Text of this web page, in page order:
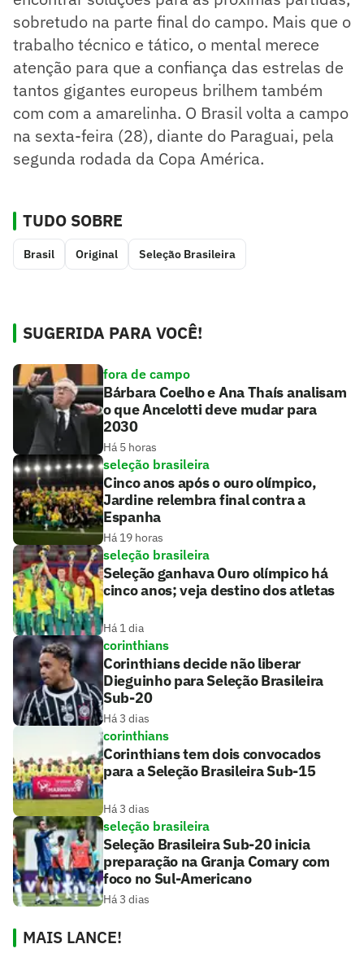
sobretudo na parte final do campo. Mais que o
trabalho técnico e tático, o mental merece
atenção para que a confiança das estrelas de
tantos gigantes europeus brilhem também
com com a amarelinha. O Brasil volta a campo
na sexta-feira (28), diante do Paraguai, pela
segunda rodada da Copa América.
TUDO SOBRE
Brasil Original Seleção Brasileira
SUGERIDA PARA VOCÊ!
fora de campo
Bárbara Coelho e Ana Thaís analisam
o que Ancelotti deve mudar para
2030
Há 5 horas
seleção brasileira
Cinco anos após o ouro olímpico,
Jardine relembra final contra a
Espanha
Há 19 horas
seleção brasileira
Seleção ganhava Ouro olímpico há
cinco anos; veja destino dos atletas
Há 1 dia
corinthians
Corinthians decide não liberar
Dieguinho para Seleção Brasileira
Sub-20
Há 3 dias
corinthians
Corinthians tem dois convocados
para a Seleção Brasileira Sub-15
Há 3 dias
seleção brasileira
Seleção Brasileira Sub-20 inicia
preparação na Granja Comary com
foco no Sul-Americano
Há 3 dias
MAIS LANCE!